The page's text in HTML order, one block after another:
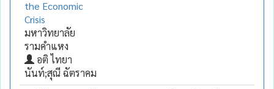
the Economic
Crisis
มหาวิทยาลัย
รามคำแหง
อติ ไทยา
นันท์;สุณี ฉัตราคม